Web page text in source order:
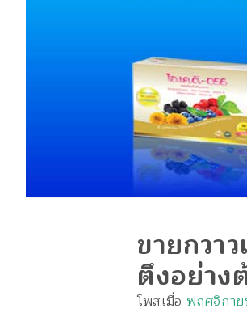
ขายกวา
ตึงอย่าง
โพสเมื่อ พฤศจิกา